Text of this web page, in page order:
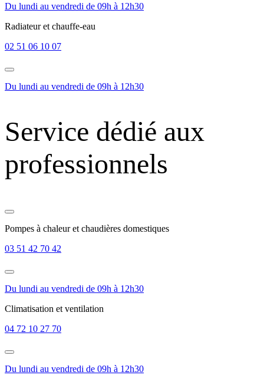
Du lundi au vendredi de 09h à 12h30
Radiateur et chauffe-eau
02 51 06 10 07
Du lundi au vendredi de 09h à 12h30
Service dédié aux
professionnels
Pompes à chaleur et chaudières domestiques
03 51 42 70 42
Du lundi au vendredi de 09h à 12h30
Climatisation et ventilation
04 72 10 27 70
Du lundi au vendredi de 09h à 12h30